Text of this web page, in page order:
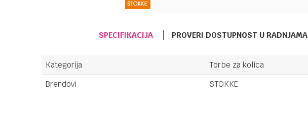
SPECIFIKACIJA PROVERI DOSTUPNOST U RADNJAMA
Kategorija
Torbe za kolica
Brendovi
STOKKE